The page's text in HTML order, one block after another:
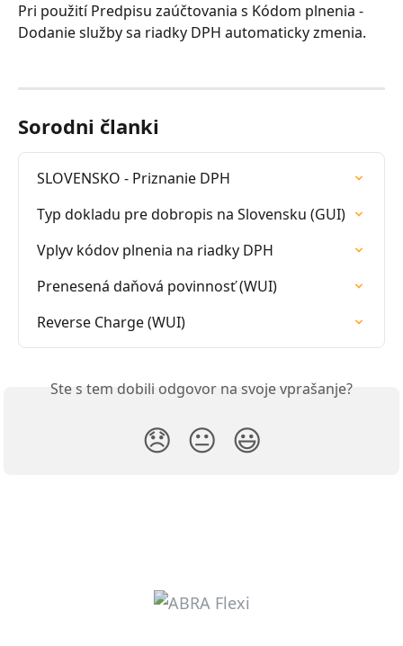
Pri použití Predpisu zaúčtovania s Kódom plnenia -
Dodanie služby sa riadky DPH automaticky zmenia.
Sorodni članki
SLOVENSKO - Priznanie DPH
Typ dokladu pre dobropis na Slovensku (GUI)
Vplyv kódov plnenia na riadky DPH
Prenesená daňová povinnosť (WUI)
Reverse Charge (WUI)
Ste s tem dobili odgovor na svoje vprašanje?
😞 😐 😃